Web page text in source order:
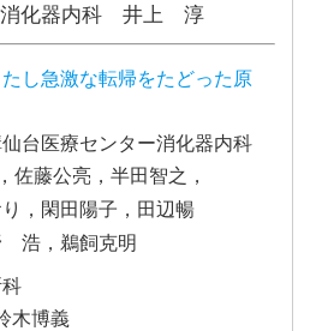
消化器内科 井上 淳
し急激な転帰をたどった原
台医療センター消化器内科
佐藤公亮，半田智之，
，閑田陽子，田辺暢
浩，鵜飼克明
木博義